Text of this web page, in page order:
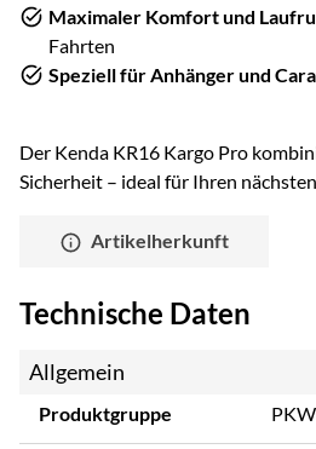
Maximaler Komfort und
Fahrten
Speziell für Anhänger und
Der Kenda KR16 Kargo Pro
Sicherheit – ideal für Ihren
Artikelherkunft
Technische Daten
Allgemein
Produktgruppe